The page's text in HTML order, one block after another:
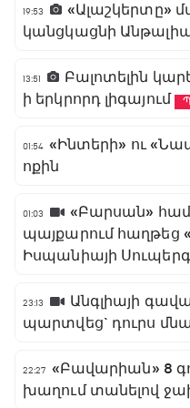
19:53
«Ալաշկերտը»
կանցկացնի
13:51
Բալոտելին
ի երկրորդ լիգայում
01:54 «Ինտերի» ու
ոքին
01:03
«Բարսան»
պայքարում հաղթեց
Իսպանիայի
23:13
Անգլիայի
պարտվեց` դուրս
22:27 «Բավարիան» 8
խաղում տանելով